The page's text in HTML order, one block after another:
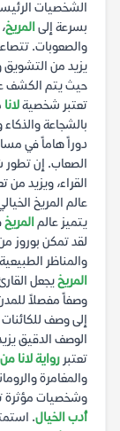
الشخصيات
بسرعة إلىالمريخ
والصعوبات.
يزيد من التشويق
حيث يتم الكشف
تعتبر شخصيةلانا
بالشجاعة
دوراً هاماً في
الصعاب. إن تطور
القراء، ويزيد من
عالم المريخ
يتميز عالمالمريخ
لقد تمكن بوروز
والمناظر
المريخيجعل
وصفاً مفصلاً للمدن
إلى وصف
الوصف الدقيق
تعتبر رواية لانا
والمغامرة
وشخصيات مؤثرة
أدب الخيال.